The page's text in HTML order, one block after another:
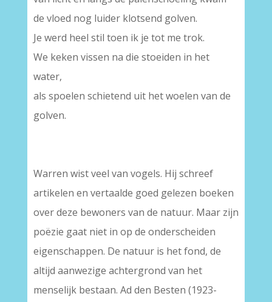
de vloed nog luider klotsend golven.
Je werd heel stil toen ik je tot me trok.
We keken vissen na die stoeiden in het
water,
als spoelen schietend uit het woelen van de
golven.
Warren wist veel van vogels. Hij schreef
artikelen en vertaalde goed gelezen boeken
over deze bewoners van de natuur. Maar zijn
poëzie gaat niet in op de onderscheiden
eigenschappen. De natuur is het fond, de
altijd aanwezige achtergrond van het
menselijk bestaan. Ad den Besten (1923-